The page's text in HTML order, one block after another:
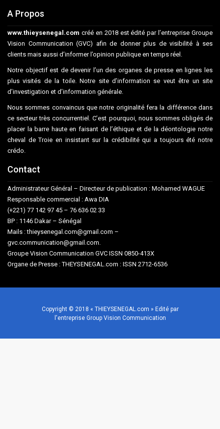
A Propos
www.thieysenegal.com créé en 2018 est édité par l’entreprise Groupe
Vision Communication (GVC) afin de donner plus de visibilité à ses
clients mais aussi d’informer l’opinion publique en temps réel.
Notre objectif est de devenir l’un des organes de presse en lignes les
plus visités de la toile. Notre site d’information se veut être un site
d’investigation et d’information générale.
Nous sommes convaincus que notre originalité fera la différence dans
ce secteur très concurrentiel. C’est pourquoi, nous sommes obligés de
placer la barre haute en faisant de l’éthique et de la déontologie notre
cheval de Troie en insistant sur la crédibilité qui a toujours été notre
crédo.
Contact
Administrateur Général – Directeur de publication : Mohamed WAGUE
Responsable commercial : Awa DIA
(+221) 77 142 97 45 – 76 636 02 33
BP : 1146 Dakar – Sénégal
Mails : thieysenegal.com@gmail.com –
gvc.communication@gmail.com.
Groupe Vision Communication GVC ISSN 0850-413X
Organe de Presse : THEYSENEGAL.com : ISSN 2712-6536
Copyright © 2018 « THIEYSENEGAL.com » Edité par
l'entreprise Group Vision Communication